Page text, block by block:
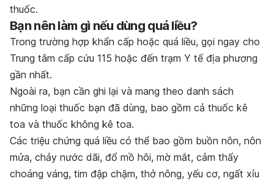
thuốc.
Bạn nên làm gì nếu dùng quá liều?
Trong trường hợp khẩn cấp hoặc quá liều, gọi ngay cho
Trung tâm cấp cứu 115 hoặc đến trạm Y tế địa phương
gần nhất.
Ngoài ra, bạn cần ghi lại và mang theo danh sách
những loại thuốc bạn đã dùng, bao gồm cả thuốc kê
toa và thuốc không kê toa.
Các triệu chứng quá liều có thể bao gồm buồn nôn, nôn
mửa, chảy nước dãi, đổ mồ hôi, mờ mắt, cảm thấy
choáng váng, tim đập chậm, thở nông, yếu cơ, ngất xỉu